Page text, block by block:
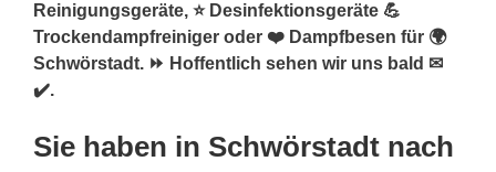
Reinigungsgeräte, ⭐ Desinfektionsgeräte 💪
Trockendampfreiniger oder ❤️ Dampfbesen für 🌍
Schwörstadt. ⏩ Hoffentlich sehen wir uns bald ✉
✔️.
Sie haben in Schwörstadt nach